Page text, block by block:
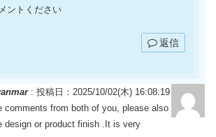
ントください
返信
: 投稿日：2025/10/02(木) 16:08:19
comments from both of you, please also
design or product finish .It is very